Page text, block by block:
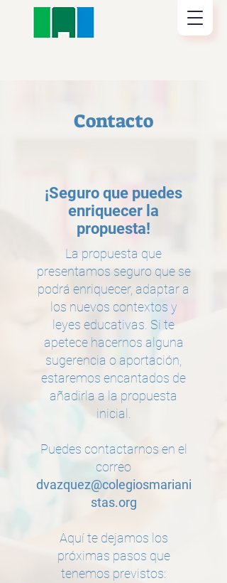
Contacto
¡Seguro que puedes
enriquecer la
propuesta!
La propuesta que
presentamos seguro que se
podrá enriquecer, adaptar a
los nuevos contextos y
leyes educativas. Si te
apetece hacernos alguna
sugerencia o aportación,
estaremos encantados de
añadirla a la propuesta
inicial.
Puedes contactarnos en el
correo
dvazquez@colegiosmariani
stas.org
Aquí te dejamos los
próximas pasos que
tenemos previstos: